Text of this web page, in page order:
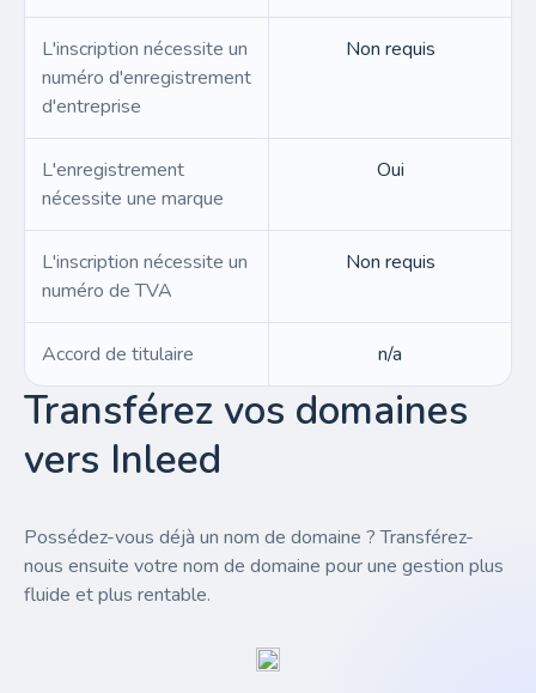
L'inscription nécessite un
numéro d'enregistrement
d'entreprise
Non requis
L'enregistrement
nécessite une marque
Oui
L'inscription nécessite un
numéro de TVA
Non requis
Accord de titulaire n/a
Transférez vos domaines
vers Inleed
Possédez-vous déjà un nom de domaine ? Transférez-
nous ensuite votre nom de domaine pour une gestion plus
fluide et plus rentable.